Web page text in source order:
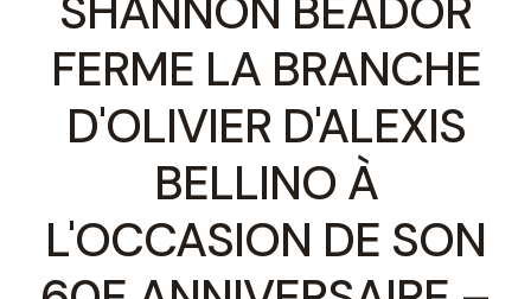
FERME LA BRANCHE
D'OLIVIER D'ALEXIS
BELLINO À
L'OCCASION DE SON